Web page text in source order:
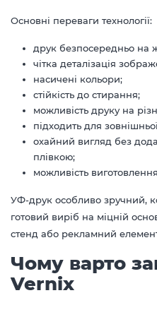
Основні переваги технології:
друк безпосередньо на
чітка деталізація
насичені кольори;
стійкість до стирання;
можливість друку на
підходить для
охайний вигляд без
плівкою;
можливість
УФ-друк особливо зручний,
готовий виріб на міцній
стенд або рекламний
Чому варто
Vernix